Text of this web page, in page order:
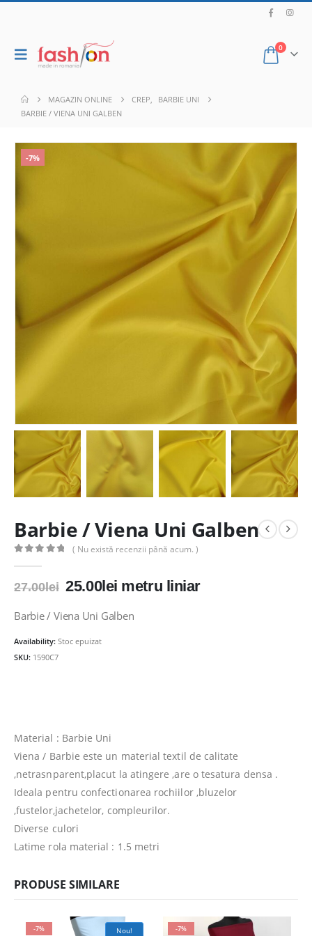
0
MAGAZIN ONLINE CREP,
BARBIE UNI
BARBIE / VIENA UNI GALBEN
-7%
Barbie / Viena Uni Galben
( Nu există recenzii până acum. )
27.00lei Prețul
a
27.00lei.
25.00leiPrețul
este:
metru liniar
Barbie / Viena Uni Galben
Availability: Stoc epuizat
SKU: 1590C7
Material : Barbie Uni
Viena / Barbie este un material textil de calitate
,netrasnparent,placut la atingere ,are o tesatura densa .
Ideala pentru confectionarea rochiilor ,bluzelor
,fustelor,jachetelor, compleurilor.
Diverse culori
Latime rola material : 1.5 metri
PRODUSE SIMILARE
Nou!
-7% -7%